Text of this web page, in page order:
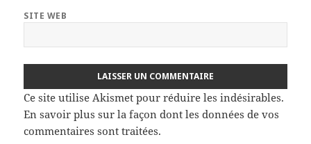
SITE WEB
Ce site utilise Akismet pour réduire les indésirables.
En savoir plus sur la façon dont les données de vos
commentaires sont traitées.